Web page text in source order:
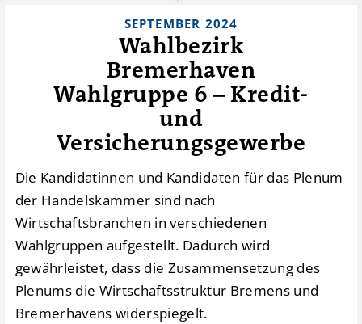
SEPTEMBER 2024
Wahlbezirk
Bremerhaven
Wahlgruppe 6 – Kredit-
und
Versicherungsgewerbe
Die Kandidatinnen und Kandidaten für das Plenum
der Handelskammer sind nach
Wirtschaftsbranchen in verschiedenen
Wahlgruppen aufgestellt. Dadurch wird
gewährleistet, dass die Zusammensetzung des
Plenums die Wirtschaftsstruktur Bremens und
Bremerhavens widerspiegelt.